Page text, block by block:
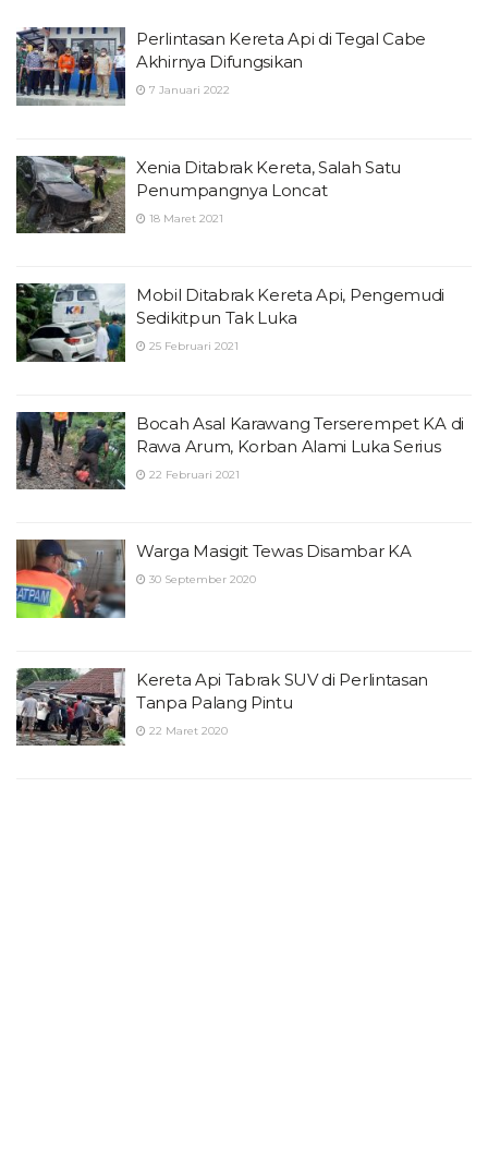
Perlintasan Kereta Api di Tegal Cabe
Akhirnya Difungsikan
7 Januari 2022
Xenia Ditabrak Kereta, Salah Satu
Penumpangnya Loncat
18 Maret 2021
Mobil Ditabrak Kereta Api, Pengemudi
Sedikitpun Tak Luka
25 Februari 2021
Bocah Asal Karawang Terserempet KA di
Rawa Arum, Korban Alami Luka Serius
22 Februari 2021
Warga Masigit Tewas Disambar KA
30 September 2020
Kereta Api Tabrak SUV di Perlintasan
Tanpa Palang Pintu
22 Maret 2020